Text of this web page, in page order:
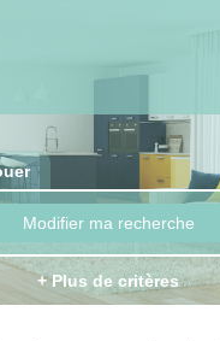
Modifier ma recherche
+ Plus de critères